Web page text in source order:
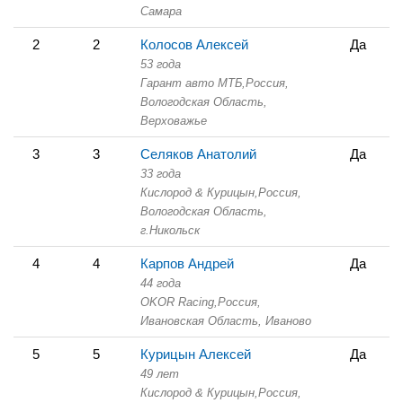
Самара
2 2 Колосов Алексей
53 года
Гарант авто МТБ, Россия,
Вологодская Область,
Верховажье
Да
3 3 Селяков Анатолий
33 года
Кислород & Курицын, Россия,
Вологодская Область,
г.Никольск
Да
4 4 Карпов Андрей
44 года
OKOR Racing, Россия,
Ивановская Область, Иваново
Да
5 5 Курицын Алексей
49 лет
Кислород & Курицын, Россия,
Да